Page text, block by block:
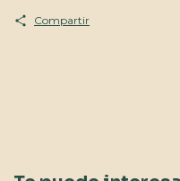
Compartir